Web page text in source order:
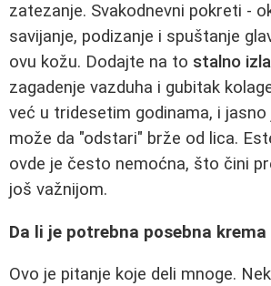
zatezanje. Svakodnevni pokreti -
savijanje, podizanje i spuštanje
ovu kožu. Dodajte na to stalno
zagadenje vazduha i gubitak
već u tridesetim godinama, i
može da "odstari" brže od lica.
ovde je često nemoćna, što čini
još važnijom.
Da li je potrebna posebna
Ovo je pitanje koje deli mnoge.